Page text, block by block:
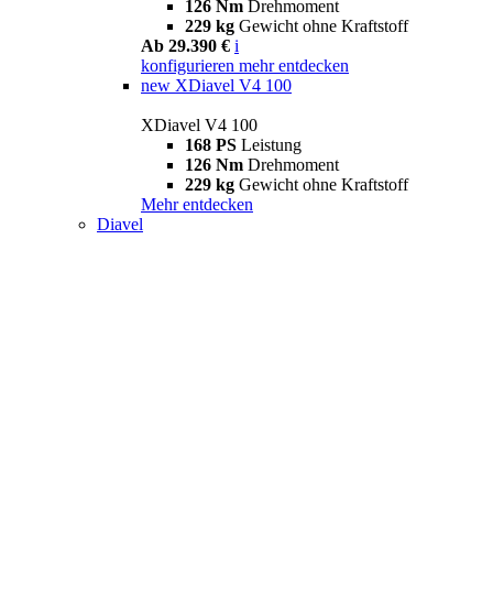
126 Nm Drehmoment
229 kg Gewicht ohne Kraftstoff
Ab 29.390 € i
konfigurieren mehr entdecken
new XDiavel V4 100
XDiavel V4 100
168 PS Leistung
126 Nm Drehmoment
229 kg Gewicht ohne Kraftstoff
Mehr entdecken
Diavel